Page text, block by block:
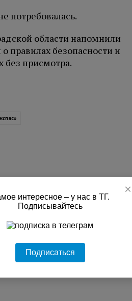
потребовалась.
области напомнили
правилах безопасности и
без присмотра.
70 единиц
×
интересное – у нас в ТГ.
Подписывайтесь
Подписаться